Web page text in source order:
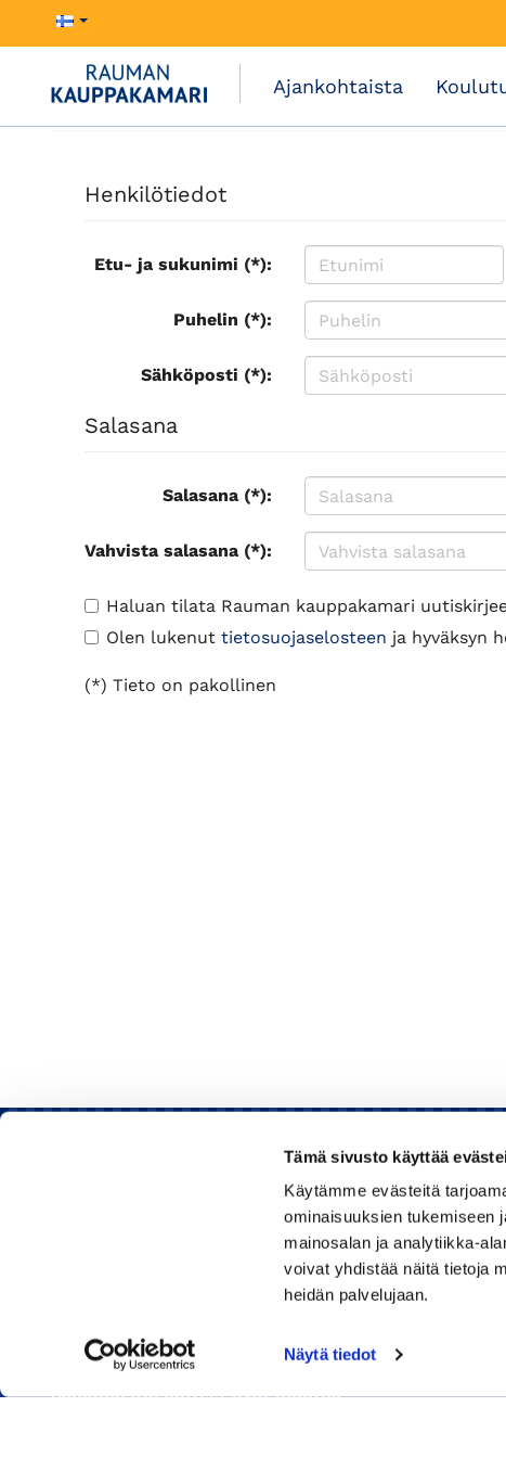
Tämä sivusto käyttää
Käytämme evästeitä
ominaisuuksien tukemiseen
mainosalan ja analytiikka-
voivat yhdistää näitä tietoja
heidän palvelujaan.
Näytä tiedot
Ajankohtaista
Henkilötiedot
Etu- ja sukunimi (*):
Puhelin (*):
Sähköposti (*):
Salasana
Salasana (*):
Vahvista salasana (*):
Haluan tilata Rauman kauppakamari
Olen lukenut tietosuojaselosteen ja hyväksyn
(*) Tieto on pakollinen
Rauman kauppakamari
Huom! Vientikaupan asiakirjoihin liittyvät kyselyt
040 1828 268(Heini Yli-Antola)
Sähköpostiosoitteet ovat muotoa